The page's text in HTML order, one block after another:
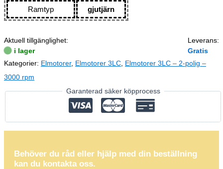
Ramtyp gjutjärn
Aktuell tillgänglighet:
i lager
Leverans:
Gratis
Kategorier: Elmotorer, Elmotorer 3LC Elmotorer 3LC – 2-polig –
3000 rpm
Garanterad säker köpprocess
Behöver du råd eller hjälp med din beställning
kan du kontakta oss.